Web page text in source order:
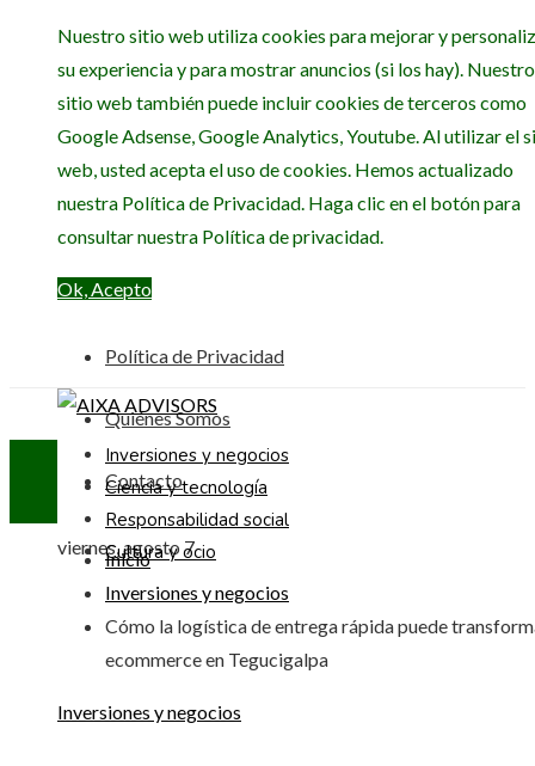
Nuestro sitio web utiliza cookies para mejorar y
su experiencia y para mostrar anuncios (si los hay). Nuestro
sitio web también puede incluir cookies de terceros como
Google Adsense, Google Analytics, Youtube. Al utilizar el
web, usted acepta el uso de cookies. Hemos actualizado
nuestra Política de Privacidad. Haga clic en el botón para
consultar nuestra Política de privacidad.
Ok, Acepto
Política de Privacidad
Quiénes Somos
Contacto
viernes, agosto 7
Inversiones y negocios
Ciencia y tecnología
Responsabilidad social
Cultura y ocio
Inicio
Inversiones y negocios
Cómo la logística de entrega rápida puede
ecommerce en Tegucigalpa
Inversiones y negocios